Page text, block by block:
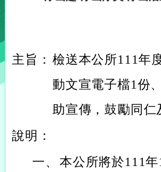
主旨： 檢送本公所111年
動文宣電子檔1份
助宣傳，鼓勵同
說明：
一、 本公所將於111